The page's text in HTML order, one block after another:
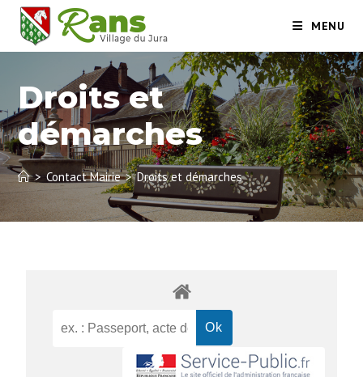
MENU
Droits et
démarches
> Contact Mairie > Droits et démarches